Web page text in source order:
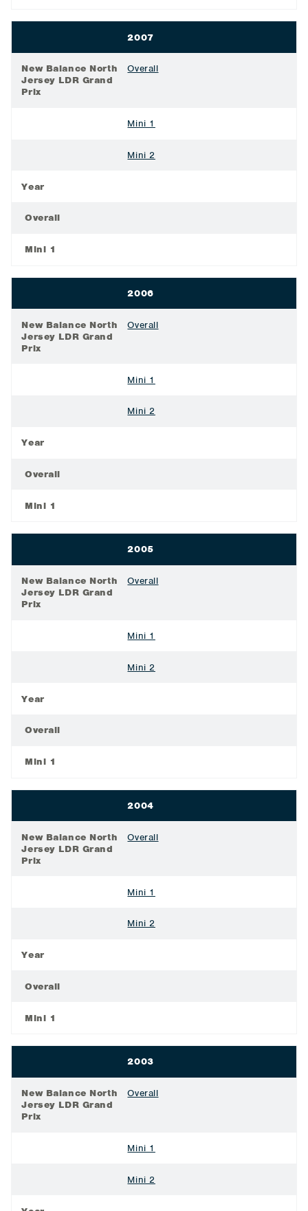
2007
New Balance North
Jersey LDR Grand
Prix
Overall
Mini 1
Mini 2
Year
Overall
Mini 1
2006
New Balance North
Jersey LDR Grand
Prix
Overall
Mini 1
Mini 2
Year
Overall
Mini 1
2005
New Balance North
Jersey LDR Grand
Prix
Overall
Mini 1
Mini 2
Year
Overall
Mini 1
2004
New Balance North
Jersey LDR Grand
Prix
Overall
Mini 1
Mini 2
Year
Overall
Mini 1
2003
New Balance North
Jersey LDR Grand
Prix
Overall
Mini 1
Mini 2